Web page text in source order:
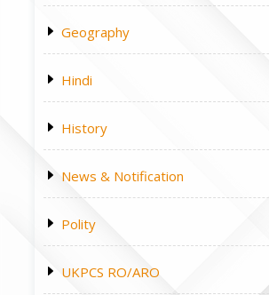
Geography
Hindi
History
News & Notification
Polity
UKPCS RO/ARO